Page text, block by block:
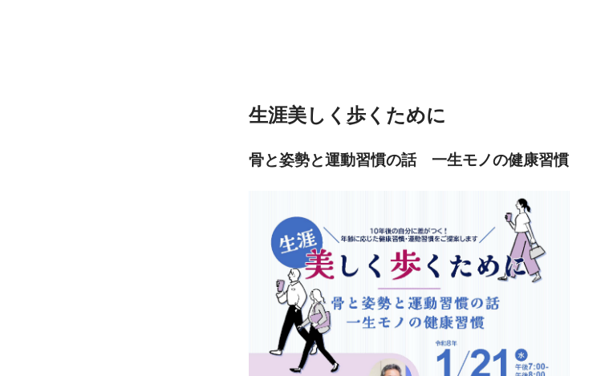
生涯美しく歩くために
骨と姿勢と運動習慣の話　一生モノの健康習慣